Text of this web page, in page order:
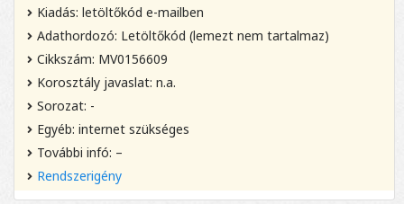
Kiadás: letöltőkód e-mailben
Adathordozó: Letöltőkód (lemezt nem tartalmaz)
Cikkszám: MV0156609
Korosztály javaslat: n.a.
Sorozat: -
Egyéb: internet szükséges
További infó: –
Rendszerigény